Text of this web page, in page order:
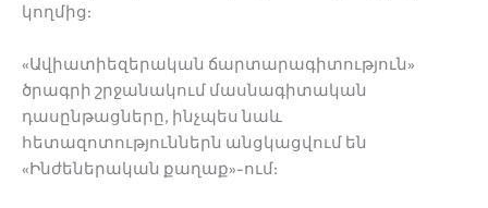
կողմից:
«Ավիատիեզերական ճարտարագիտություն»
ծրագրի շրջանակում մասնագիտական
դասընթացները, ինչպես նաև
հետազոտություններն անցկացվում են
«Ինժեներական քաղաք»-ում: